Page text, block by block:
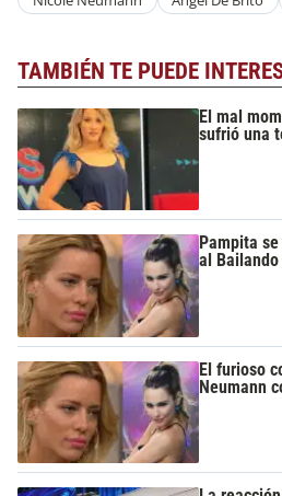
TAMBIÉN TE PUEDE
El mal
sufrió una
Pampita
al
El furioso
Neumann